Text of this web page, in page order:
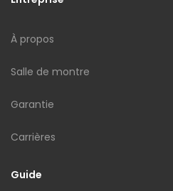
À propos
Salle de montre
Garantie
Carrières
Guide